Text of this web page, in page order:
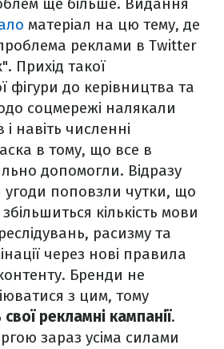
ще більше. Видання
матеріал на цю тему, де
реклами в Twitter
Прихід такої
фігури до керівництва та
соцмережі налякали
навіть численні
в тому, що все в
допомогли. Відразу
угоди поповзли чутки, що
збільшиться кількість мови
расизму та
через нові правила
Бренди не
з цим, тому
рекламні кампанії.
зараз усіма силами